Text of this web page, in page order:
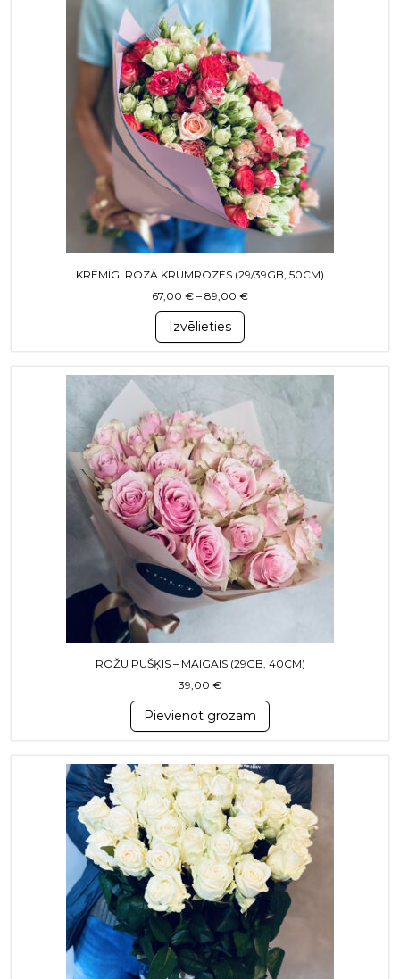
KRĒMĪGI ROZĀ KRŪMROZES (29/39GB, 50CM)
67,00 € – 89,00 €Price range: 67,00 €
Izvēlieties
ROŽU PUŠĶIS – MAIGAIS (29GB, 40CM)
39,00 €
Pievienot grozam